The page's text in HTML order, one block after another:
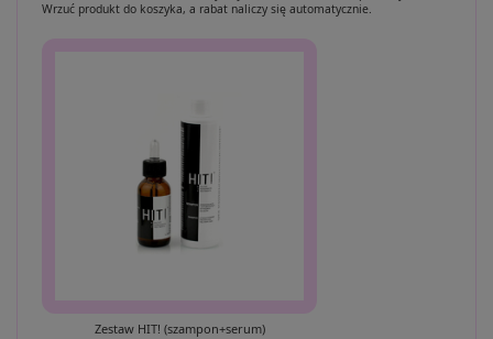
Wrzuć produkt do koszyka, a rabat naliczy się automatycznie.
Zestaw HIT! (szampon+serum)